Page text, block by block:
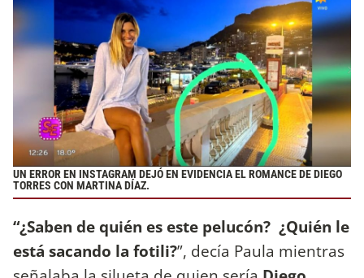
UN ERROR EN INSTAGRAM DEJÓ EN EVIDENCIA EL ROMANCE DE DIEGO
TORRES CON MARTINA DÍAZ.
“¿Saben de quién es este pelucón? ¿Quién le
está sacando la fotili?”, decía Paula mientras